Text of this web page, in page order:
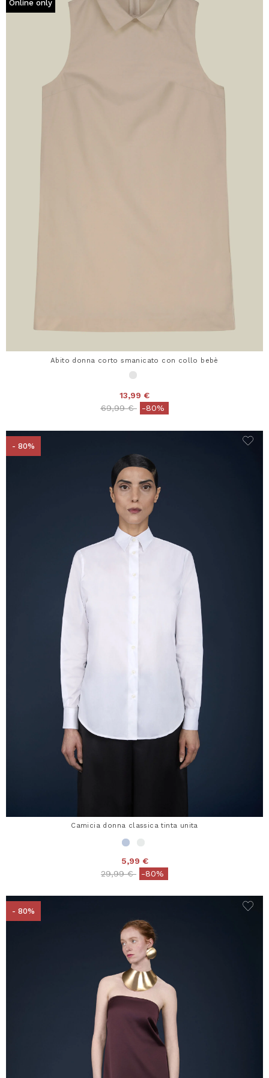
Online only
Abito donna corto smanicato con collo bebè
13,99 €
Price reduced from
69,99 €to-80%
- 80%
Camicia donna classica tinta unita
5,99 €
Price reduced from
29,99 €to-80%
- 80%